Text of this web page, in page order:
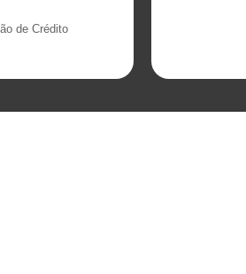
de Crédito